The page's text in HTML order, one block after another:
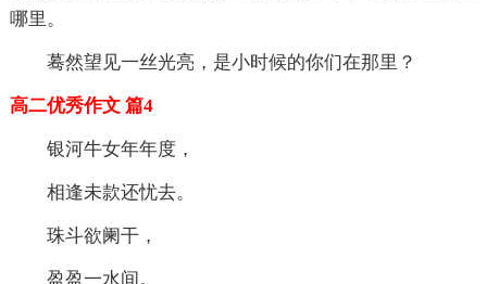
哪里。
蓦然望见一丝光亮，是小时候的你们在那里？
高二优秀作文 篇4
银河牛女年年度，
相逢未款还忧去。
珠斗欲阑干，
盈盈一水间。